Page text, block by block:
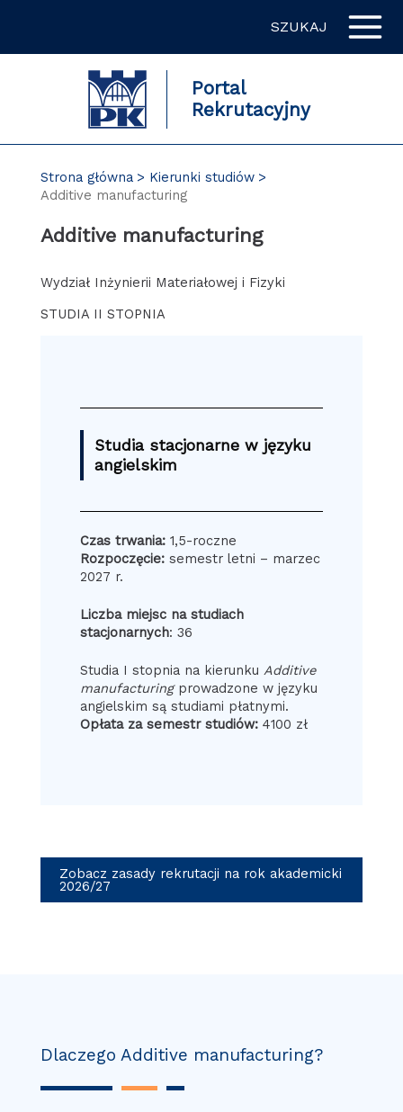
SZUKAJ
Portal
Rekrutacyjny
Strona główna
Kierunki studiów
Additive manufacturing
Additive manufacturing
Wydział Inżynierii Materiałowej i Fizyki
STUDIA II STOPNIA
Studia stacjonarne w języku
angielskim
Czas trwania:1,5-roczne
Rozpoczęcie:semestr letni – marzec
2027 r.
Liczba miejsc na studiach
stacjonarnych: 36
Studia I stopnia na kierunku Additive
manufacturingprowadzone w języku
angielskim są studiami płatnymi.
Opłata za semestr studiów:4100 zł
Zobacz zasady rekrutacji na rok akademicki
2026/27
Dlaczego Additive manufacturing?